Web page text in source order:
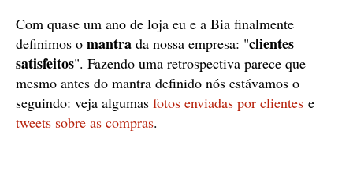
Com quase um ano de loja eu e a Bia finalmente
definimos o mantra da nossa empresa: "clientes
satisfeitos". Fazendo uma retrospectiva parece que
mesmo antes do mantra definido nós estávamos o
seguindo: veja algumas fotos enviadas por clientes e
tweets sobre as compras.